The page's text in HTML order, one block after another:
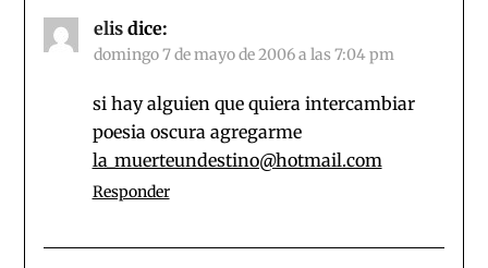
elis dice:
domingo 7 de mayo de 2006 a las 7:04 pm
si hay alguien que quiera intercambiar
poesia oscura agregarme
la_muerteundestino@hotmail.com
Responder